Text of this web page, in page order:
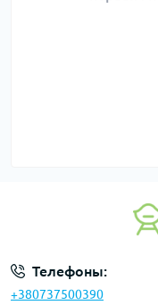
Телефоны:
+380737500390